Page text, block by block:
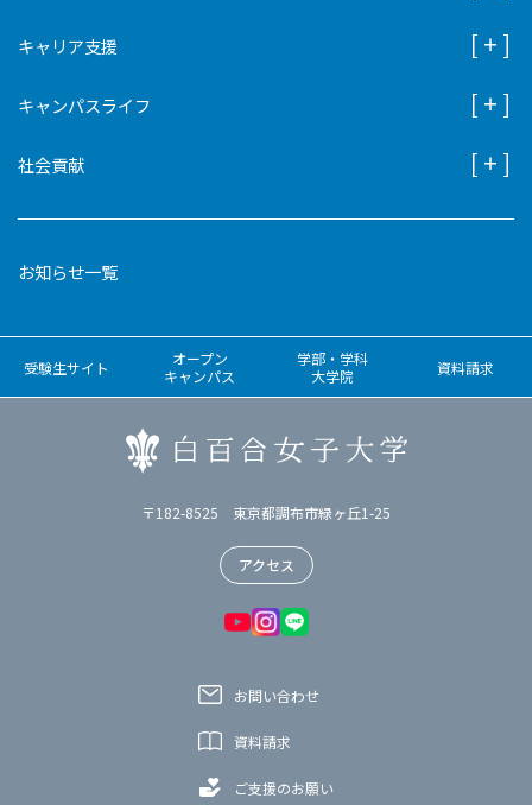
キャリア支援
キャンパスライフ
社会貢献
お知らせ一覧
受験生サイト
オープン
キャンパス
学部・学科
大学院
資料請求
〒182-8525 東京都調布市緑ヶ丘1-25
アクセス
お問い合わせ
資料請求
ご支援のお願い